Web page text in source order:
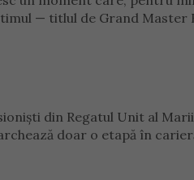
— titlul de Grand Master
din Regatul Unit al
doar o etapă în